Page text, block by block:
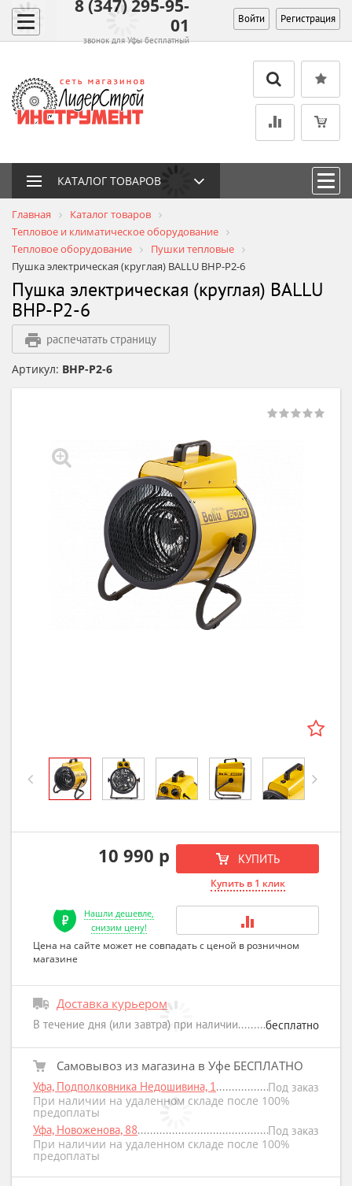
8 (347) 295-95-
01
звонок для Уфы бесплатный
Войти Регистрация
КАТАЛОГ ТОВАРОВ
Главная
Каталог товаров
Тепловое и климатическое оборудование
Тепловое оборудование
Пушки тепловые
Пушка электрическая (круглая) BALLU BHP-P2-6
Пушка электрическая (круглая) BALLU
BHP-P2-6
распечатать страницу
Артикул: BHP-P2-6
Previous
10 990 р КУПИТЬ
Купить в 1 клик
Нашли дешевле,
снизим цену!
Цена на сайте может не совпадать с ценой в розничном
магазине
Доставка курьером
В течение дня (или завтра) при наличии бесплатно
Самовывоз из магазина в Уфе БЕСПЛАТНО
Уфа, Подполковника Недошивина, 1
Под заказ
При наличии на удаленном складе после 100%
предоплаты
Уфа, Новоженова, 88
Под заказ
При наличии на удаленном складе после 100%
предоплаты